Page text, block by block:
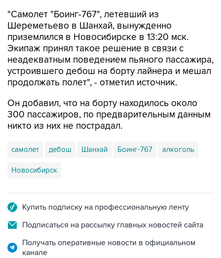
"Самолет "Боинг-767", летевший из
Шереметьево в Шанхай, вынужденно
приземлился в Новосибирске в 13:20 мск.
Экипаж принял такое решение в связи с
неадекватным поведением пьяного пассажира,
устроившего дебош на борту лайнера и мешал
продолжать полет", - отметил источник.
Он добавил, что на борту находилось около
300 пассажиров, по предварительным данным
никто из них не пострадал.
самолет дебош Шанхай Боинг-767 алкоголь
Новосибирск
Купить подписку на профессиональную ленту
Подписаться на рассылку главных новостей сайта
Получать оперативные новости в официальном
канале